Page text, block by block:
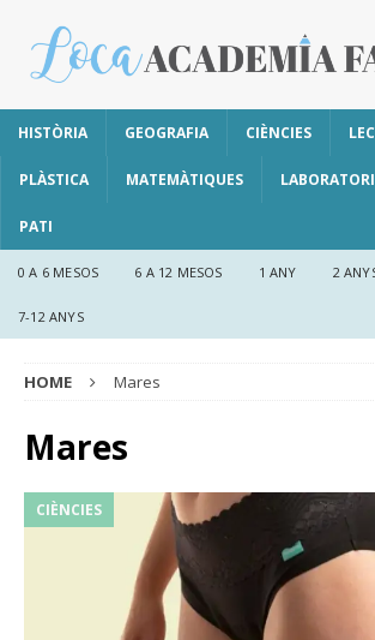
HISTÒRIA GEOGRAFIA CIÈNCIES
PLÀSTICA MATEMÀTIQUES LABORATORI
PATI
0 A 6 MESOS 6 A 12 MESOS 1 ANY 2
7-12 ANYS
HOME Mares
Mares
CIÈNCIES